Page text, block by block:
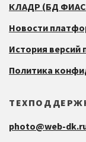
КЛАДР (БД ФИАС
Новости
История версий
Политика
photo@web-